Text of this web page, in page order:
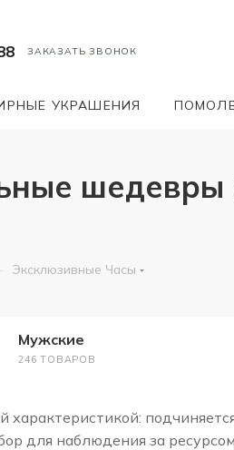
ЗАКАЗАТЬ ЗВОНОК
УКРАШЕНИЯ
шедевры
Эксклюзивные Часы
Мужские
246 ТОВАРОВ
характеристикой:
для наблюдения за